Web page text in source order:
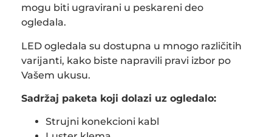
mogu biti ugravirani u peskareni deo
ogledala.
LED ogledala su dostupna u mnogo različitih
varijanti, kako biste napravili pravi izbor po
Vašem ukusu.
Sadržaj paketa koji dolazi uz ogledalo:
Strujni konekcioni kabl